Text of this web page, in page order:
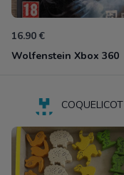
16.90 €
Wolfenstein Xbox 360
COQUELICOT